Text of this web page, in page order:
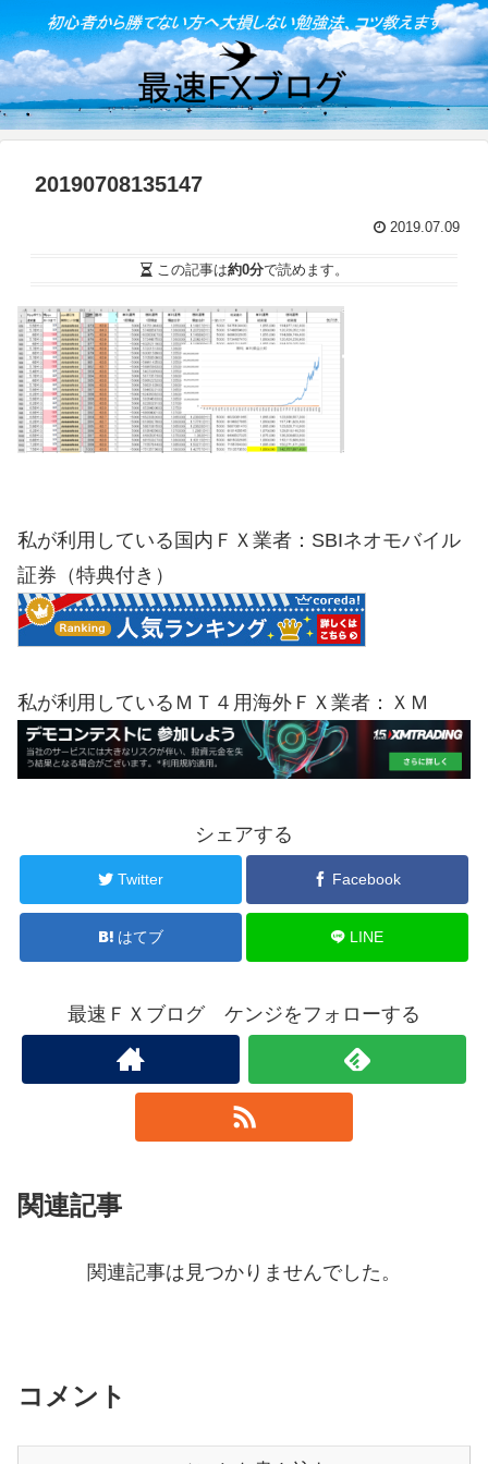
20190708135147
2019.07.09
この記事は約0分で読めます。
私が利用している国内ＦＸ業者：SBIネオモバイル
証券（特典付き）
私が利用しているＭＴ４用海外ＦＸ業者：ＸＭ
シェアする
Twitter Facebook
はてブ LINE
最速ＦＸブログ ケンジをフォローする
関連記事
関連記事は見つかりませんでした。
コメント